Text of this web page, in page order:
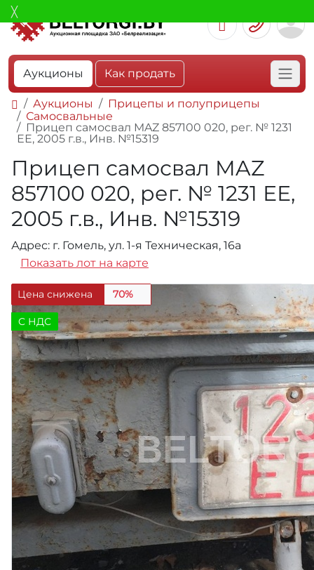
Аукционы Как продать
Аукционы
Прицепы и полуприцепы
Самосвальные
Прицеп самосвал MAZ 857100 020, рег. № 1231
ЕЕ, 2005 г.в., Инв. №15319
Прицеп самосвал MAZ
857100 020, рег. № 1231 ЕЕ,
2005 г.в., Инв. №15319
Адрес: г. Гомель, ул. 1-я Техническая, 16а
Показать лот на карте
Цена снижена 70%
C НДС